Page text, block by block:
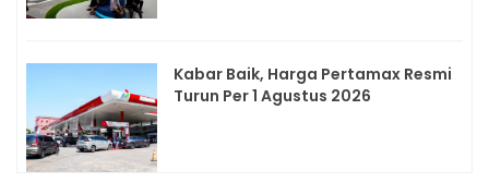
Kabar Baik, Harga Pertamax Resmi
Turun Per 1 Agustus 2026